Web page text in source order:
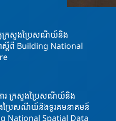
ភូក្រសួងប្រៃសណីយ៍និង
ស្តីពី Building National
ការ ក្រសួងប្រៃសណីយ៍និង
ប្រៃសណីយ៍និងទូរគមនាគមន៍
National Spatial Data